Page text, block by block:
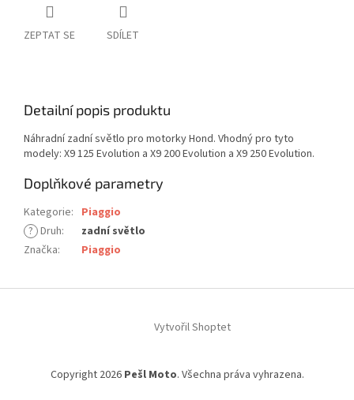
ZEPTAT SE SDÍLET
Detailní popis produktu
Náhradní zadní světlo pro motorky Hond. Vhodný pro tyto
modely: X9 125 Evolution a X9 200 Evolution a X9 250 Evolution.
Doplňkové parametry
Kategorie: Piaggio
? Druh:
zadní světlo
Značka: Piaggio
Vytvořil Shoptet
Copyright 2026 Pešl Moto. Všechna práva vyhrazena.